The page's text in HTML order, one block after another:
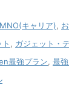
MNO(キャリア)
ガジェット・
最強プラン 最